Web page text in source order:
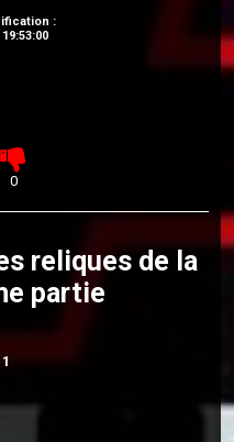
:
0
reliques de la
partie